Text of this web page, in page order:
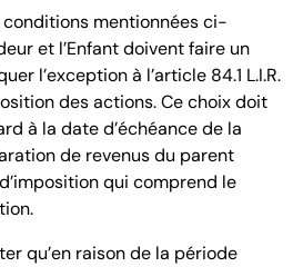
mentionnées ci-
et l’Enfant doivent faire un
l’exception à l’article 84.1 L.I.R.
des actions. Ce choix doit
à la date d’échéance de la
de revenus du parent
qui comprend le
qu’en raison de la période